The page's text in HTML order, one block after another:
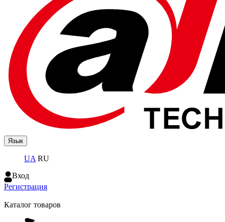
Язык
UA RU
Вход
Регистрация
Каталог товаров